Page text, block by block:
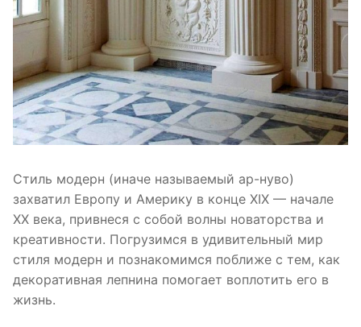
Стиль модерн (иначе называемый ар-нуво)
захватил Европу и Америку в конце XIX — начале
XX века, привнеся с собой волны новаторства и
креативности. Погрузимся в удивительный мир
стиля модерн и познакомимся поближе с тем, как
декоративная лепнина помогает воплотить его в
жизнь.